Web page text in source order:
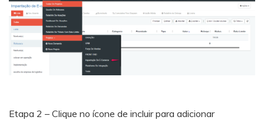
Etapa 2 – Clique no ícone de incluir para adicionar